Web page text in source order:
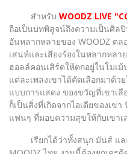
สำหรับ WOODZ LIVE
ถือเป็นบทพิสูจน์ถึงความเป็นศิล
อันหลากหลายของ WOODZ ต
เสน่ห์และเสียงร้องในหลากหล
ฮอลล์คอนเสิร์ตให้ตกอยู่ในโมเม้
แต่ละเพลงเขาได้คัดเลือกมาด้
แบบการแสดง ของขวัญที่เขาเ
ก็เป็นสิ่งที่เกิดจากไอเดียของเ
แฟนๆ ที่มอบความสุขให้กับเขาเ
เรียกได้ว่าทั้งสนุก มันส์ และ